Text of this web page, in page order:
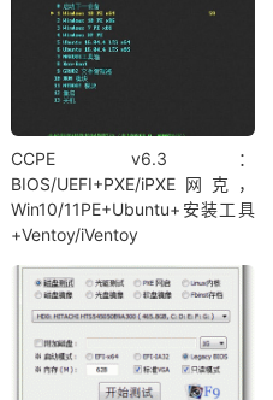
CCPE v6.3：
BIOS/UEFI+PXE/iPXE网克，
Win10/11PE+Ubuntu+安装工具
+Ventoy/iVentoy